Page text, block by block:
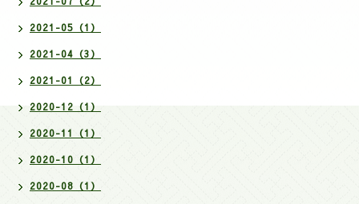
2021-05（1）
2021-04（3）
2021-01（2）
2020-12（1）
2020-11（1）
2020-10（1）
2020-08（1）